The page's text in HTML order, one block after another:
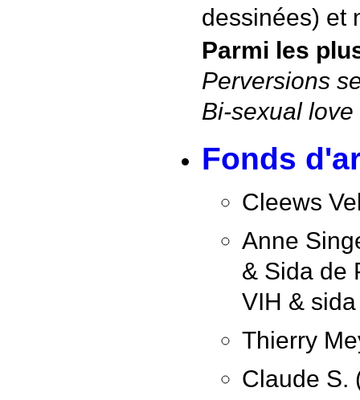
dessinées) et
Parmi les
Perversions
Bi-sexual love
Fonds
Cleews
Anne
& Sida de
VIH &
Thierry
Claude S.